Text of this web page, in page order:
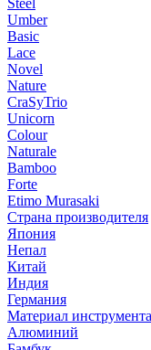
Steel
Umber
Basic
Lace
Novel
Nature
CraSyTrio
Unicorn
Colour
Naturale
Bamboo
Forte
Etimo Murasaki
Страна производителя
Япония
Непал
Китай
Индия
Германия
Материал инструмента
Алюминий